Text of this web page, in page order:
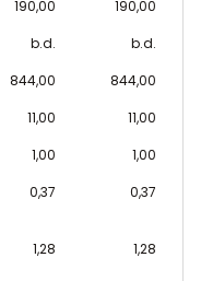
190,00
190,00
b.d.
b.d.
844,00
844,00
11,00
11,00
1,00
1,00
0,37 0,37
1,28 1,28